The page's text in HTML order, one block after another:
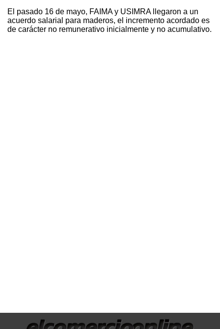
El pasado 16 de mayo, FAIMA y USIMRA llegaron a un
acuerdo salarial para maderos, el incremento acordado es
de carácter no remunerativo inicialmente y no acumulativo.